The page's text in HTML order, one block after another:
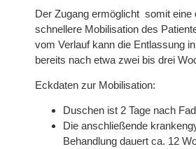
Der Zugang ermöglicht somit eine
schnellere Mobilisation des
vom Verlauf kann die Entlassung
bereits nach etwa zwei bis drei
Eckdaten zur Mobilisation:
Duschen ist 2 Tage nach
Die anschließende
Behandlung dauert ca. 12